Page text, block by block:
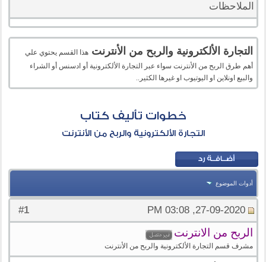
الملاحظات
التجارة الألكترونية والربح من الأنترنت هذا القسم يحتوي علي
أهم طرق الربح من الأنترنت سواء عبر التجارة الألكترونية أو ادسنس أو الشراء
والبيع اونلاين او اليوتيوب او غيرها الكثير..
خطوات تأليف كتاب
التجارة الألكترونية والربح من الأنترنت
أدوات الموضوع
#
1 27-09-2020, 03:08 PM
الربح من الانترنت
مشرف قسم التجارة الألكترونية والربح من الأنترنت